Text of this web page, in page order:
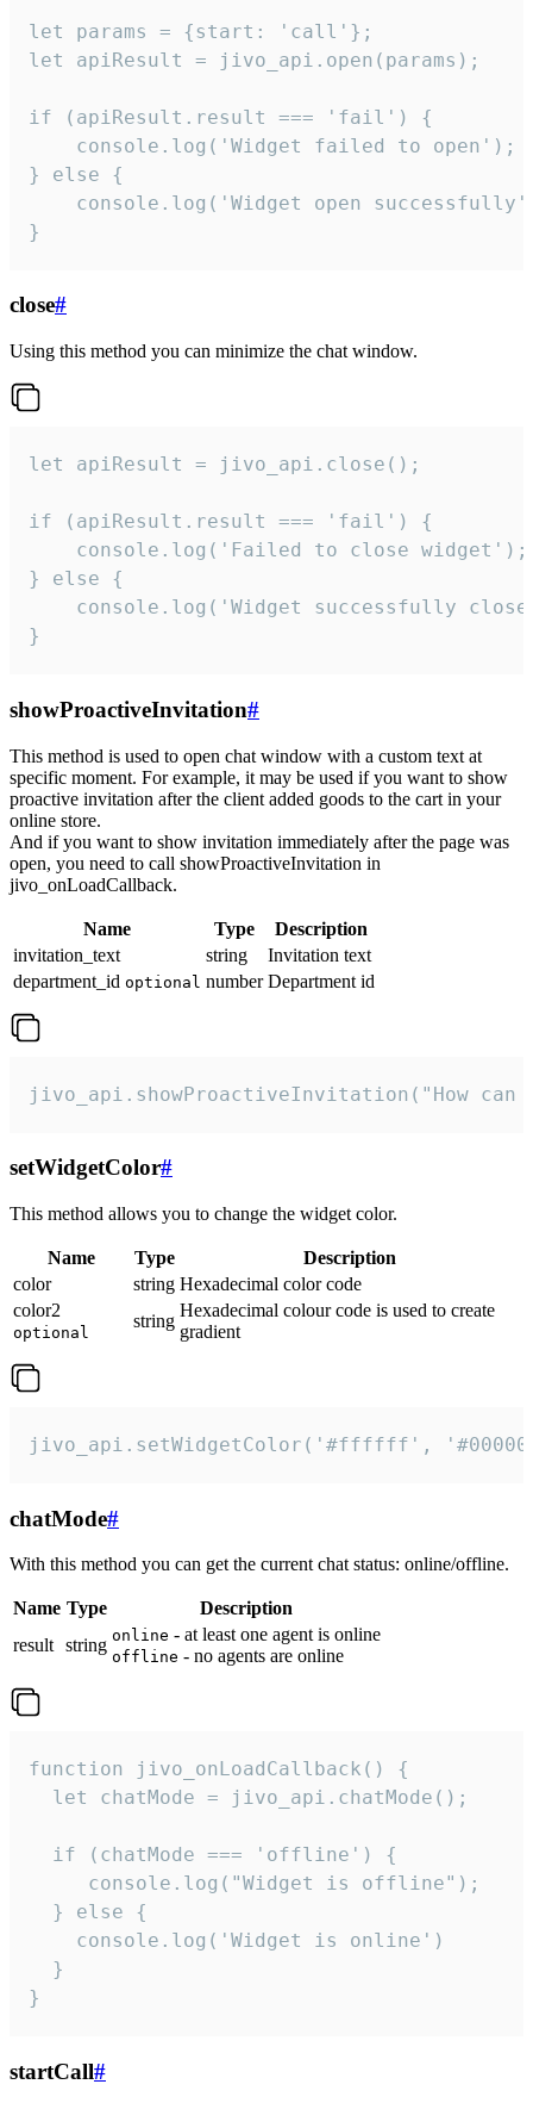
let params = {start: 'call'};
let apiResult = jivo_api.open(params);
if (apiResult.result === 'fail') {
    console.log('Widget failed to open');
} else {
console.log('Widget open
}
close#
Using this method you can minimize the chat window.
let apiResult = jivo_api.close();
if (apiResult.result === 'fail') {
    console.log('Failed to close widget');
} else {
console.log('Widget successfully
}
showProactiveInvitation#
This method is used to open chat window with a custom text at
specific moment. For example, it may be used if you want to show
proactive invitation after the client added goods to the cart in your
online store.
And if you want to show invitation immediately after the page was
open, you need to call showProactiveInvitation in
jivo_onLoadCallback.
Name Type
Description
invitation_text
string
Invitation text
department_id optional number Department id
jivo_api.showProactiveInvitation("How
setWidgetColor#
This method allows you to change the widget color.
Name Type
Description
color
string Hexadecimal color code
color2
optional
string
Hexadecimal colour code is used to create
gradient
jivo_api.setWidgetColor('#ffffff',
chatMode#
With this method you can get the current chat status: online/offline.
Name Type
Description
result string online - at least one agent is online
offline - no agents are online
function jivo_onLoadCallback() {
  let chatMode = jivo_api.chatMode();
  if (chatMode === 'offline') {
     console.log("Widget is offline");
  } else {
    console.log('Widget is online')
  }
}
startCall#